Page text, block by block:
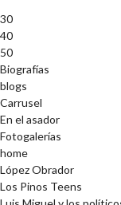
30
40
50
Biografías
blogs
Carrusel
En el asador
Fotogalerías
home
López Obrador
Los Pinos Teens